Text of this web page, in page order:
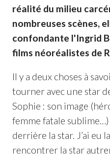
réalité du milieu
nombreuses scènes,
confondante l'Ingrid
films néoréalistes de
Il y a deux choses à
tourner avec une star
Sophie : son image
femme fatale
derrière la star. J’ai eu
rencontrer la star